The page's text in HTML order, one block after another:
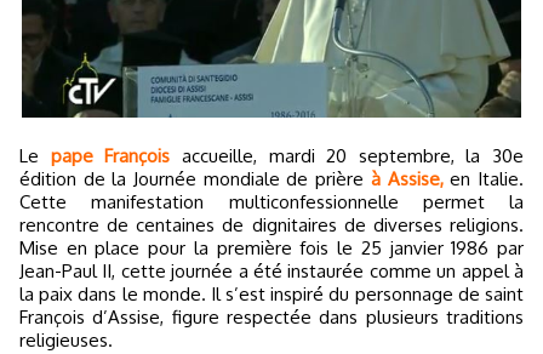
Le pape François accueille, mardi 20 septembre, la 30e
édition de la Journée mondiale de prière à Assise,en Italie.
Cette manifestation multiconfessionnelle permet la
rencontre de centaines de dignitaires de diverses religions.
Mise en place pour la première fois le 25 janvier 1986 par
Jean-Paul II, cette journée a été instaurée comme un appel à
la paix dans le monde. Il s’est inspiré du personnage de saint
François d’Assise, figure respectée dans plusieurs traditions
religieuses.